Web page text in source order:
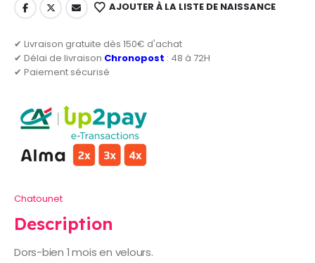
AJOUTER À LA LISTE DE NAISSANCE
✔ Livraison gratuite dès 150€ d'achat
✔ Délai de livraison Chronopost : 48 à 72H
✔ Paiement sécurisé
Chatounet
Description
Dors-bien 1 mois en velours.